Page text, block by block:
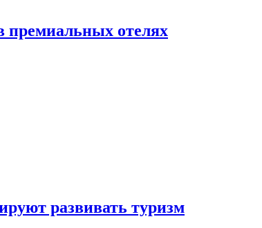
премиальных отелях
развивать туризм